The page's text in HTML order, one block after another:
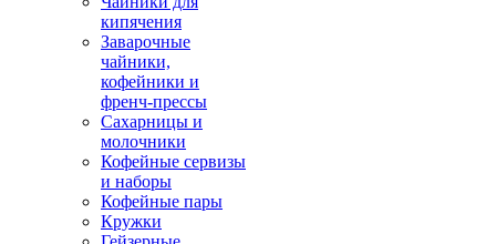
кипячения
Заварочные
чайники,
кофейники и
френч-прессы
Сахарницы и
молочники
Кофейные сервизы
и наборы
Кофейные пары
Кружки